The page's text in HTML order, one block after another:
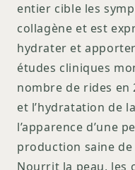
entier cible les
collagène et est
hydrater et
études cliniques
nombre de rides en
et l’hydratation de
l’apparence d’une
production saine de
Nourrit la peau, les